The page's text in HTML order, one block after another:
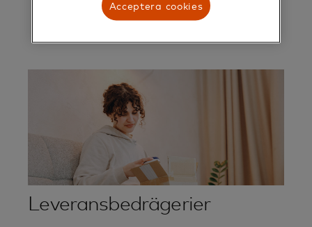
Leveransbedrägerier
Acceptera cookies